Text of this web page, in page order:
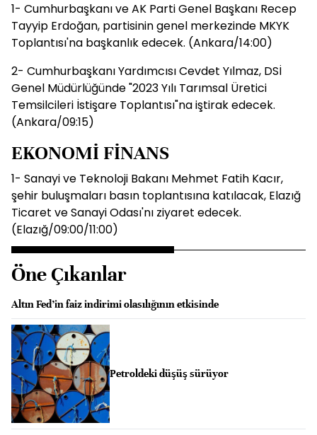
1- Cumhurbaşkanı ve AK Parti Genel Başkanı Recep
Tayyip Erdoğan, partisinin genel merkezinde MKYK
Toplantısı'na başkanlık edecek. (Ankara/14:00)
2- Cumhurbaşkanı Yardımcısı Cevdet Yılmaz, DSİ
Genel Müdürlüğünde "2023 Yılı Tarımsal Üretici
Temsilcileri İstişare Toplantısı"na iştirak edecek.
(Ankara/09:15)
EKONOMİ FİNANS
1- Sanayi ve Teknoloji Bakanı Mehmet Fatih Kacır,
şehir buluşmaları basın toplantısına katılacak, Elazığ
Ticaret ve Sanayi Odası'nı ziyaret edecek.
(Elazığ/09:00/11:00)
Öne Çıkanlar
Altın Fed’in faiz indirimi olasılığının etkisinde
Petroldeki düşüş sürüyor